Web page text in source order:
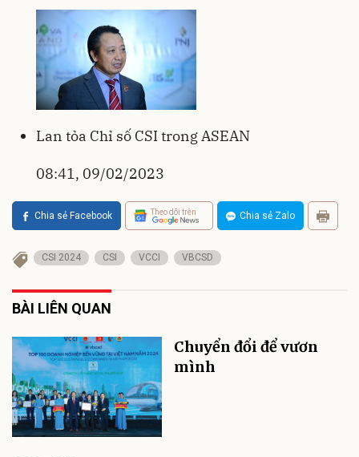
Lan tỏa Chỉ số CSI trong ASEAN
08:41, 09/02/2023
Chia sẻ Facebook Theo dõi trên Chia sẻ Zalo
CSI 2024 CSI VCCI VBCSD
BÀI LIÊN QUAN
Chuyển đổi để vươn
mình